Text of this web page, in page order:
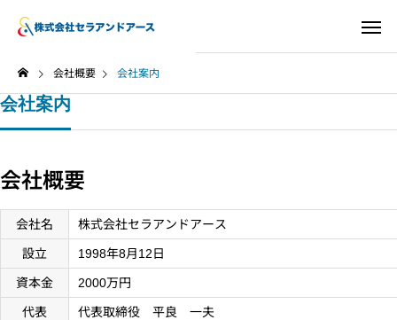
会社概要 会社案内
会社案内
会社概要
会社名 株式会社セラアンドアース
設立 1998年8月12日
資本金 2000万円
代表 代表取締役 平良 一夫